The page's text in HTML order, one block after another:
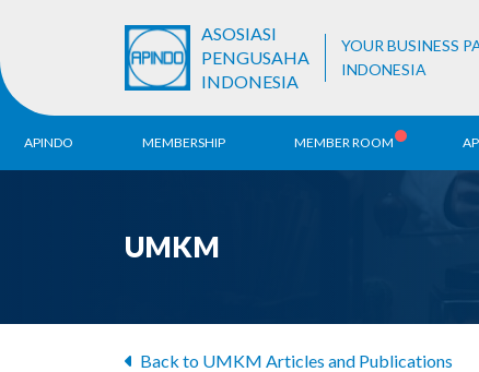
ASOSIASI
PENGUSAHA
INDONESIA
YOUR BUSINESS
INDONESIA
APINDO
Vision & Mission
MEMBERSHIP MEMBER ROOM
UMKM
Back to UMKM Articles and Publications